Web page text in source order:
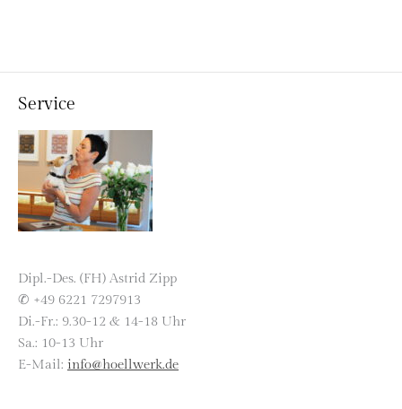
Service
Dipl.-Des. (FH) Astrid Zipp
✆ +49 6221 7297913
Di.-Fr.: 9.30-12 & 14-18 Uhr
Sa.: 10-13 Uhr
E-Mail: info@hoellwerk.de